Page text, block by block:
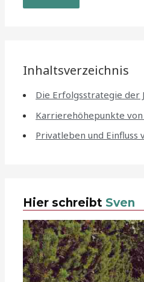
Inhaltsverzeichnis
Die Erfolgsstrategie der
Karrierehöhepunkte von
Privatleben und Einfluss
Hier schreibt Sven